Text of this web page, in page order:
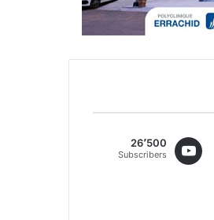
26٬500
Subscribers